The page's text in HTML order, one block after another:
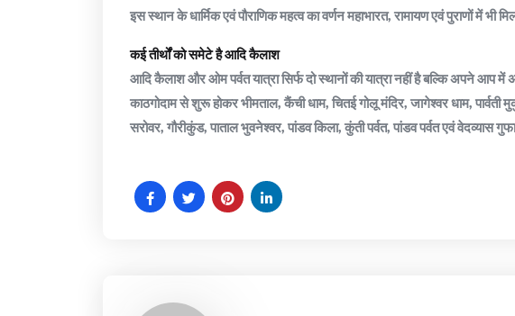
इस स्थान के धार्मिक एवं पौराणिक महत्व का वर्णन महाभारत, रामायण एवं पुराणों में भी
कई तीर्थों को समेटे है आदि कैलाश
आदि कैलाश और ओम पर्वत यात्रा सिर्फ दो स्थानों की यात्रा नहीं है बल्कि अपने आप में
काठगोदाम से शुरू होकर भीमताल, कैंची धाम, चितई गोलू मंदिर, जागेश्वर धाम, पार्वती
सरोवर, गौरीकुंड, पाताल भुवनेश्वर, पांडव किला, कुंती पर्वत, पांडव पर्वत एवं वेदव्यास